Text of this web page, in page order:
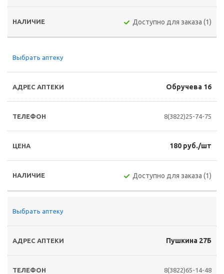
Доступно для заказа (1)
Выбрать аптеку
Обручева 16
8(3822)25-74-75
180 руб./шт
Доступно для заказа (1)
Выбрать аптеку
Пушкина 27Б
8(3822)65-14-48